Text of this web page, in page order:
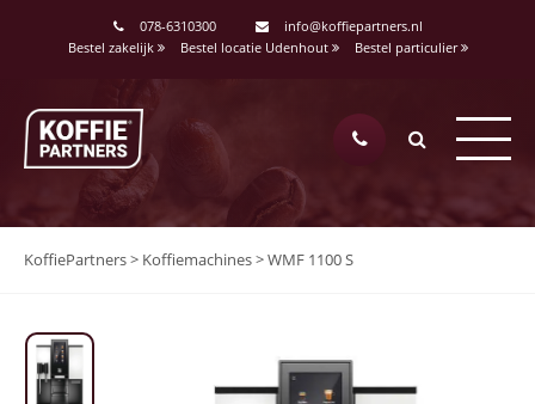
078-6310300
info@koffiepartners.nl
Bestel zakelijk
Bestel locatie Udenhout Bestel particulier
KoffiePartners> Koffiemachines>WMF 1100 S